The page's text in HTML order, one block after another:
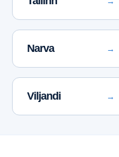
Narva →
Viljandi →